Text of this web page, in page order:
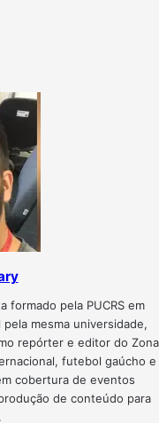
formado pela PUCRS em
mesma universidade,
repórter e editor do Zona
futebol gaúcho e
cobertura de eventos
de conteúdo para